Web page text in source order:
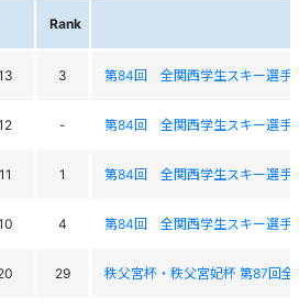
Rank
3 第84回 全関西学生スキー選手
- 第84回 全関西学生スキー選手
1 第84回 全関西学生スキー選手
4 第84回 全関西学生スキー選手
29 秩父宮杯・秩父宮妃杯 第87回全